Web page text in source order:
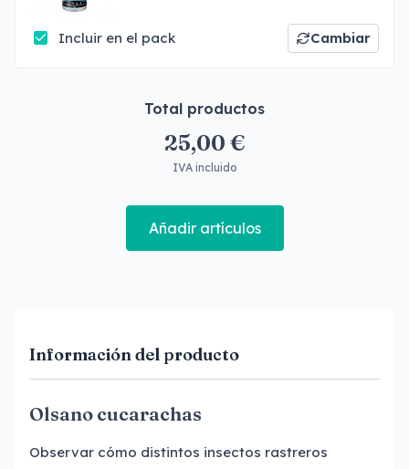
Incluir en el pack Cambiar
Total productos
25,00 €
IVA incluido
Añadir artículos
Información del producto
Olsano cucarachas
Observar cómo distintos insectos rastreros